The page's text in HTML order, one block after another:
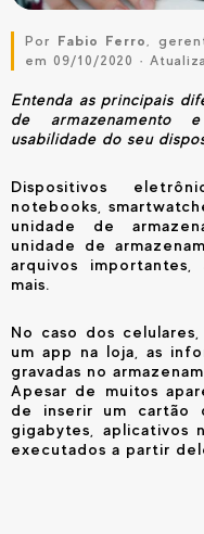
Por Fabio Ferro
,
em 09/10/2020 ·
Entenda as principais
de
usabilidade do seu
Dispositivos
notebooks,
unidade de
unidade de
arquivos
mais.
No caso dos
um app na loja, as
gravadas no
Apesar de muitos
de inserir um cartão
gigabytes, aplicativos
executados a partir